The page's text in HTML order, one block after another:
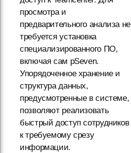
просмотра и
предварительного анализа не
требуется установка
специализированного ПО,
включая сам pSeven.
Упорядоченное хранение и
структура данных,
предусмотренные в системе,
позволяют реализовать
быстрый доступ сотрудников
к требуемому срезу
информации.